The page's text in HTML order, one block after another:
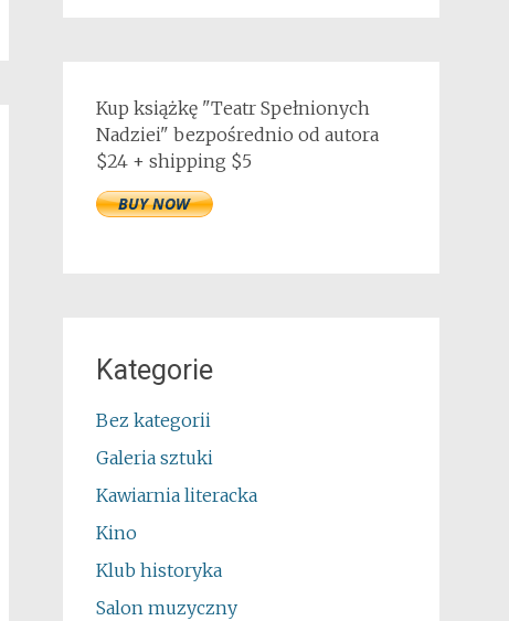
Kup książkę "Teatr Spełnionych
Nadziei" bezpośrednio od autora
$24 + shipping $5
Kategorie
Bez kategorii
Galeria sztuki
Kawiarnia literacka
Kino
Klub historyka
Salon muzyczny